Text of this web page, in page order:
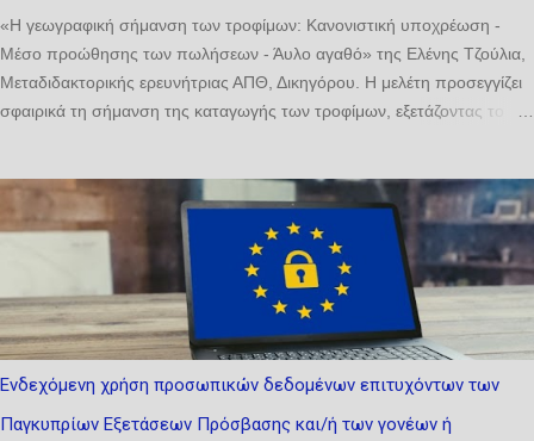
«Η γεωγραφική σήμανση των τροφίμων: Κανονιστική υποχρέωση -
Μέσο προώθησης των πωλήσεων - Άυλο αγαθό» της Ελένης Τζούλια,
Μεταδιδακτορικής ερευνήτριας ΑΠΘ, Δικηγόρου. Η μελέτη ​προσεγγίζει
σφαιρικά τη σήμανση ​της καταγωγής των τροφίμων, εξετάζοντας το
προστασίας του καταναλωτή (Οδηγίες 2005/29 και 2006/114) και του
δικαίου διανοητικής ιδιοκτησίας (ΠΟΠ/ΠΓΕ, σήματα). Αναλύει τη
σήμανση της καταγωγής τόσο ως υποχρέωση όσο και ως δικαίωμα,
επιδιώκοντας να αναδείξει την αλληλεπίδραση των σχετικών
ρυθμίσεων, να εντοπίσει τυχόν αντινομίες και να προτείνει τη δέουσα
διευθέτηση. Ιδιαίτερη έμφαση δίνεται σε δύο κρίσιμες εξελίξεις: αφενός,
πλαίσιο για τις ΠΟΠ/ΠΓΕ· αφετέρου, στη σχετικοποίηση της έννοιας
της καταγωγής λόγω της κλιματικής αλλαγής και των
Ενδεχόμενη χρήση προσωπικών δεδομένων επιτυχόντων των
Παγκυπρίων Εξετάσεων Πρόσβασης και/ή των γονέων ή